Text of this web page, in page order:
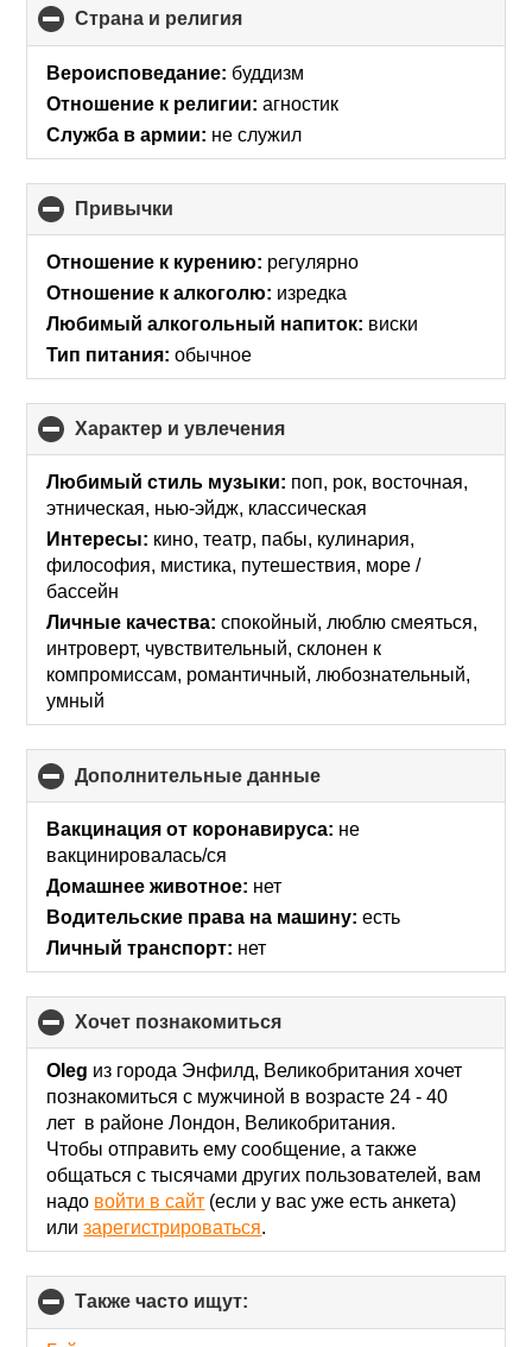
Страна и религия
to
collapse
contents
Вероисповедание: буддизм
Отношение к религии: агностик
Служба в армии: не служил
Привычки
to
collapse
Отношение к курению: регулярно
Отношение к алкоголю: изредка
Любимый алкогольный напиток: виски
Тип питания: обычное
Характер и увлечения
to
collapse
contents
Любимый стиль музыки: поп, рок, восточная,
этническая, нью-эйдж, классическая
Интересы: кино, театр, пабы, кулинария,
философия, мистика, путешествия, море /
бассейн
Личные качества: спокойный, люблю смеяться,
интроверт, чувствительный, склонен к
компромиссам, романтичный, любознательный,
умный
Дополнительные данные
to
collapse
Вакцинация от коронавируса: не
вакцинировалась/ся
Домашнее животное: нет
Водительские права на машину: есть
Личный транспорт: нет
хочет познакомиться
to
collapse
contents
Oleg из города Энфилд, Великобритания хочет
познакомиться с мужчиной в возрасте 24 - 40
лет в районе Лондон, Великобритания.
Чтобы отправить ему сообщение, а также
общаться с тысячами других пользователей, вам
надо войти в сайт (если у вас уже есть анкета)
илизарегистрироваться.
Также часто ищут:
to